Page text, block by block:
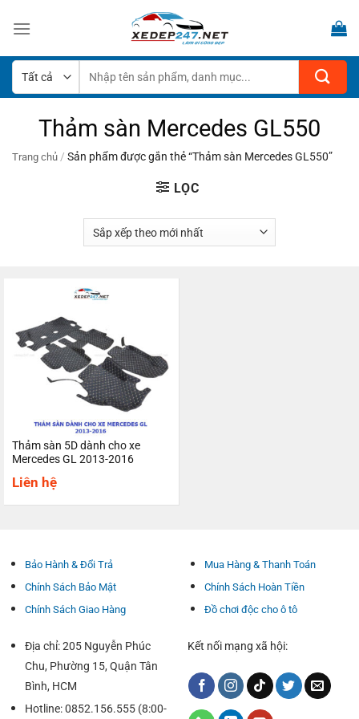
qua
dung
kiếm:
Thảm sàn Mercedes GL550
Trang chủ / Sản phẩm được gắn thẻ “Thảm sàn Mercedes GL550”
LỌC
Thảm sàn 5D dành cho xe
Mercedes GL 2013-2016
Liên hệ
Bảo Hành & Đổi Trả
Chính Sách Bảo Mật
Chính Sách Giao Hàng
Mua Hàng & Thanh Toán
Chính Sách Hoàn Tiền
Đồ chơi độc cho ô tô
Địa chỉ: 205 Nguyễn Phúc
Chu, Phường 15, Quận Tân
Bình, HCM
Hotline: 0852.156.555 (8:00-
Kết nối mạng xã hội: